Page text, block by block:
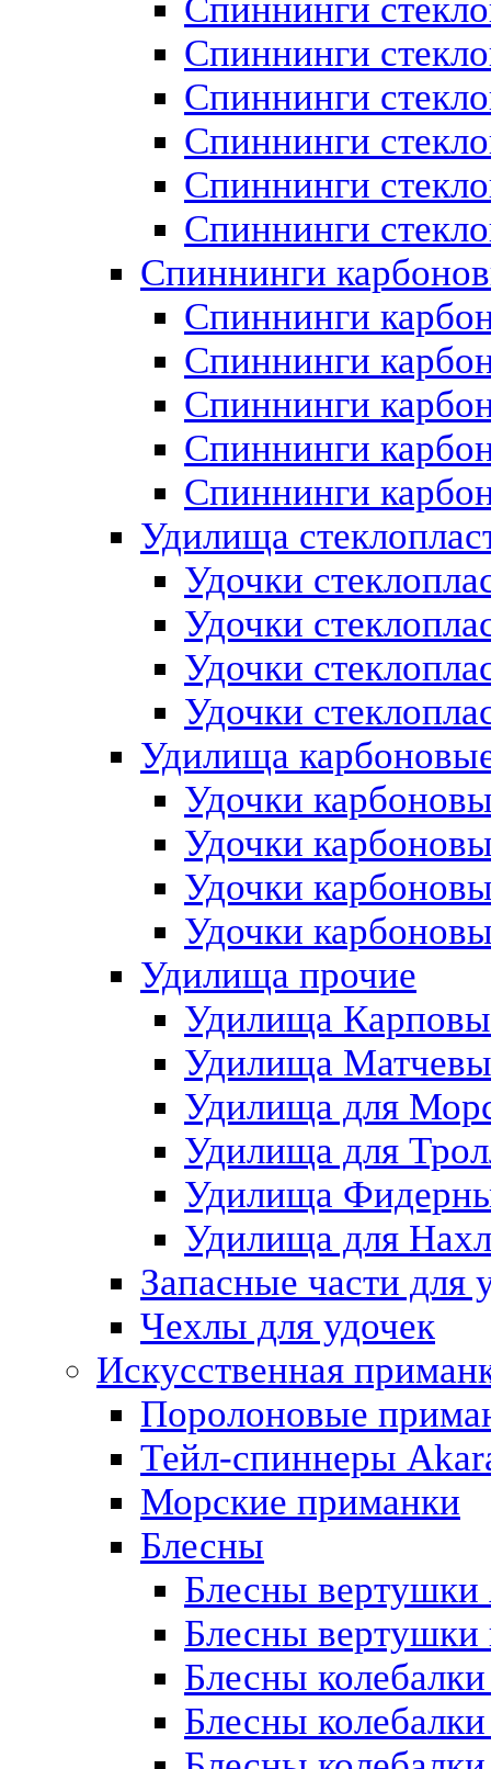
Спиннинги
Спиннинги
Спиннинги
Спиннинги
Спиннинги
Спиннинги
Спиннинги
Спиннинги
Спиннинги
Спиннинги
Спиннинги
Спиннинги
Удилища
Удочки
Удочки
Удочки
Удочки
Удилища
Удочки
Удочки
Удочки
Удочки
Удилища прочие
Удилища
Удилища
Удилища для
Удилища для
Удилища
Удилища для
Запасные части для
Чехлы для удочек
Искусственная
Поролоновые
Тейл-спиннеры
Морские приманки
Блесны
Блесны вертушки
Блесны вертушки
Блесны
Блесны